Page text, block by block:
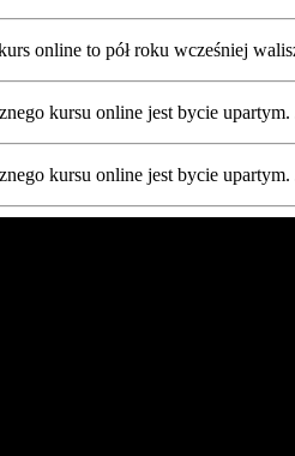
online to pół roku wcześniej
kursu online jest bycie
kursu online jest bycie